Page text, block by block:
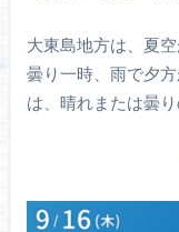
大東島地方は、夏
曇り一時、雨で夕
は、晴れまたは曇